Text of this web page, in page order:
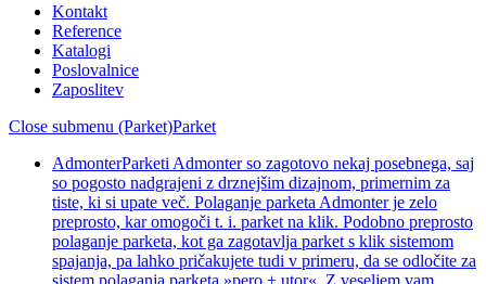
Kontakt
Reference
Katalogi
Poslovalnice
Zaposlitev
Close submenu (Parket)Parket
AdmonterParketi Admonter so zagotovo nekaj posebnega, saj
so pogosto nadgrajeni z drznejšim dizajnom, primernim za
tiste, ki si upate več. Polaganje parketa Admonter je zelo
preprosto, kar omogoči t. i. parket na klik. Podobno preprosto
polaganje parketa, kot ga zagotavlja parket s klik sistemom
spajanja, pa lahko pričakujete tudi v primeru, da se odločite za
sistem polaganja parketa »pero + utor«. Z veseljem vam